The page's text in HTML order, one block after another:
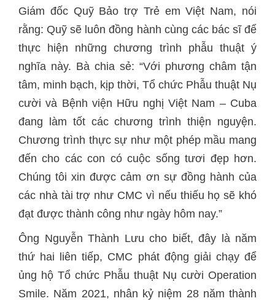
Giám đốc Quỹ Bảo trợ Trẻ em Việt Nam, nói
rằng: Quỹ sẽ luôn đồng hành cùng các bác sĩ để
thực hiện những chương trình phẫu thuật ý
nghĩa này. Bà chia sẻ: “Với phương châm tận
tâm, minh bạch, kịp thời, Tổ chức Phẫu thuật Nụ
cười và Bệnh viện Hữu nghị Việt Nam – Cuba
đang làm tốt các chương trình thiện nguyện.
Chương trình thực sự như một phép mầu mang
đến cho các con có cuộc sống tươi đẹp hơn.
Chúng tôi xin được cảm ơn sự đồng hành của
các nhà tài trợ như CMC vì nếu thiếu họ sẽ khó
đạt được thành công như ngày hôm nay.”
Ông Nguyễn Thành Lưu cho biết, đây là năm
thứ hai liên tiếp, CMC phát động giải chạy để
ủng hộ Tổ chức Phẫu thuật Nụ cười Operation
Smile. Năm 2021, nhân kỷ niệm 28 năm thành